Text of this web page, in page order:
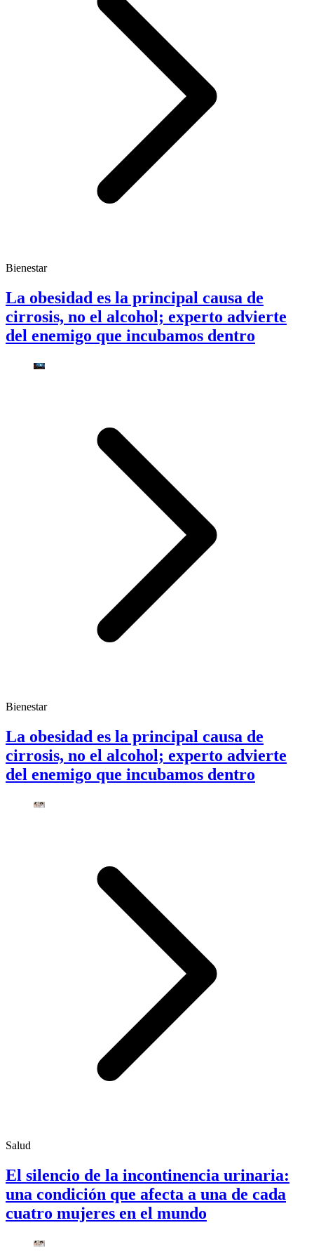
Bienestar
La obesidad es la principal causa de
cirrosis, no el alcohol; experto advierte
del enemigo que incubamos dentro
Bienestar
La obesidad es la principal causa de
cirrosis, no el alcohol; experto advierte
del enemigo que incubamos dentro
Salud
El silencio de la incontinencia urinaria:
una condición que afecta a una de cada
cuatro mujeres en el mundo